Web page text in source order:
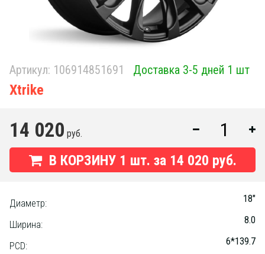
Артикул: 106914851691 Доставка 3-5 дней 1 шт
Xtrike
14 020 руб.
В КОРЗИНУ 1 шт. за 14 020 руб.
Диаметр: 18"
Ширина: 8.0
PCD: 6*139.7